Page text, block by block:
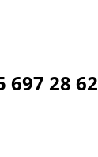
697 28 62